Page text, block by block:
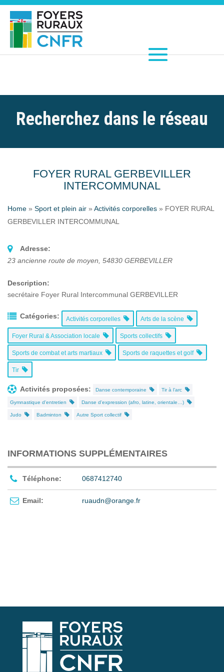
Recherchez dans le réseau
FOYER RURAL GERBEVILLER
INTERCOMMUNAL
Home » Sport et plein air » Activités corporelles » FOYER RURAL
GERBEVILLER INTERCOMMUNAL
Adresse:
23 ancienne route de moyen 54830 GERBEVILLER
Description:
secrétaire Foyer Rural Intercommunal GERBEVILLER
Catégories: Activités corporelles Arts de la scène
Foyer Rural & Association locale Sports collectifs
Sports de combat et arts martiaux Sports de raquettes et golf
Tir
Activités proposées: Danse contemporaine Tir à l’arc
Gymnastique d'entretien Danse d'expression (afro, latine, orientale…)
Judo Badminton Autre Sport collectif
INFORMATIONS SUPPLÉMENTAIRES
Téléphone: 0687412740
Email: ruaudn@orange.fr